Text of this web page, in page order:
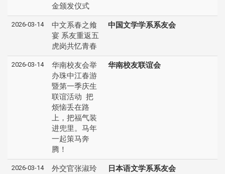
金颁发仪式
2026-03-14
中文系春之飨
宴 系友重返五
虎岗共忆青春
中国文学学系系友会
2026-03-14
华南校友会举
办珠中江春游
暨第一季庆生
联谊活动 把
烦恼丢在路
上，把福气装
进兜里。马年
一起策马奔
腾！
华南校友联谊会
2026-03-14
外交官张淑玲
日本语文学系系友会